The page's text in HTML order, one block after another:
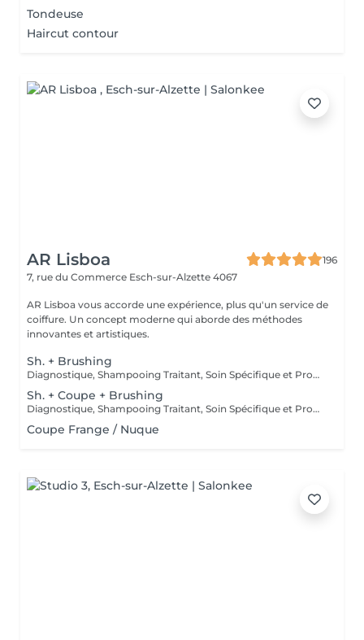
Tondeuse
Haircut contour
AR Lisboa
196
7, rue du Commerce Esch-sur-Alzette 4067
AR Lisboa vous accorde une expérience, plus qu'un service de
coiffure. Un concept moderne qui aborde des méthodes
innovantes et artistiques.
Sh. + Brushing
Diagnostique, Shampooing Traitant, Soin Spécifique et Produits Coiffants inclus
Sh. + Coupe + Brushing
Diagnostique, Shampooing Traitant, Soin Spécifique et Produits Coiffants inclus
Coupe Frange / Nuque